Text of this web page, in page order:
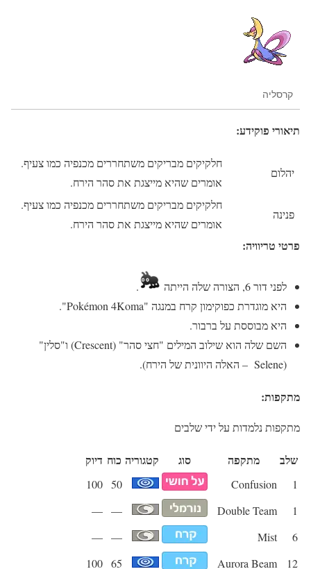
קרסליה
תיאורי פוקידע:
יהלום
חלקיקים מבריקים משתחררים מכנפיה כמו צעיף.
אומרים שהיא מייצגת את סהר הירח.
פנינה
חלקיקים מבריקים משתחררים מכנפיה כמו צעיף.
אומרים שהיא מייצגת את סהר הירח.
פרטי טריוויה:
לפני דור 6, הצורה שלה הייתה
.
היא מוגדרת כפוקימון קרח במנגה "Pokémon 4Koma".
היא מבוססת על ברבור.
השם שלה הוא שילוב המילים "חצי סהר" (Crescent) ו"סלין"
(Selene – האלה היוונית של הירח).
מתקפות:
מתקפות נלמדות על ידי שלבים
שלב מתקפה סוג קטגוריה כוח דיוק
1
Confusion
50
100
1
Double Team
—
—
6
Mist
—
—
12
Aurora Beam
65
100